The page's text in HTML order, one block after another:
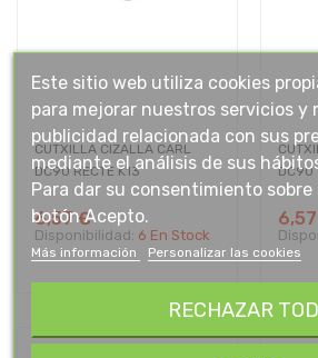
CUTXILLA CIZALLA CARL
DC90 RECTE K13
6,57 €
Disponibilidad: 6 En Stock
DC90
Este sitio web utiliza cookies
para mejorar nuestros servicios y
publicidad relacionada con sus
mediante el análisis de sus
Para dar su consentimiento sobre
botón Acepto.
Más información Personalizar las cookies
RECHAZAR